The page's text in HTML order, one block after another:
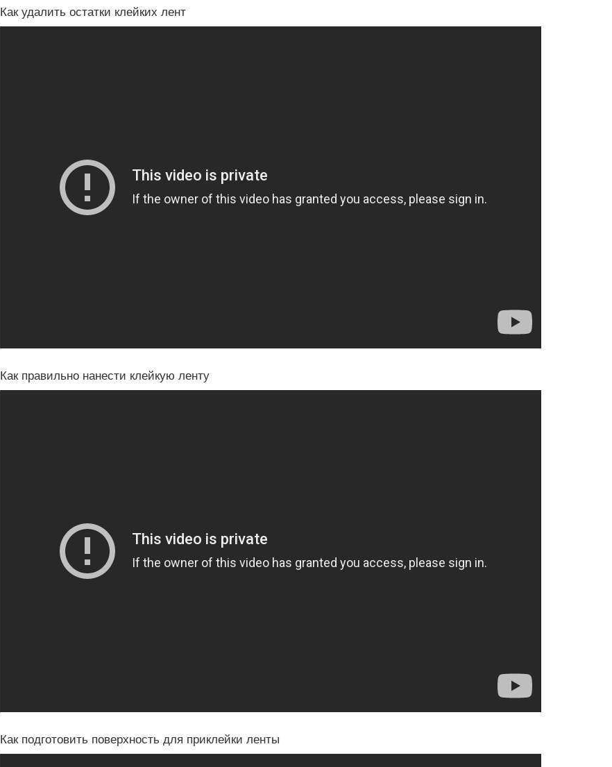
Как удалить остатки клейких лент
Как правильно нанести клейкую ленту
Как подготовить поверхность для приклейки ленты